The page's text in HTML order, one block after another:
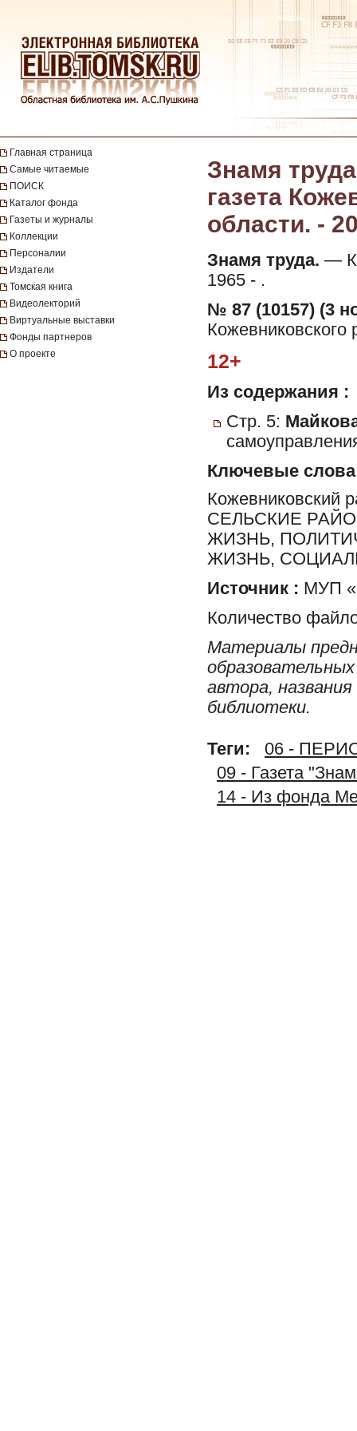
Главная страница
Самые читаемые
ПОИСК
Каталог фонда
Газеты и журналы
Коллекции
Персоналии
Издатели
Томская книга
Видеолекторий
Виртуальные выставки
Фонды партнеров
О проекте
Знамя
газета
области. -
Знамя труда. —
1965 - .
№ 87 (10157) (3
Кожевниковского
12+
Из содержания :
Стр. 5:
Ключевые слова
Кожевниковский
СЕЛЬСКИЕ
ЖИЗНЬ,
ЖИЗНЬ,
Источник : МУП
Количество
Материалы
автора,
библиотеки.
Теги:
06 -
09 - Газета
14 - Из фонда